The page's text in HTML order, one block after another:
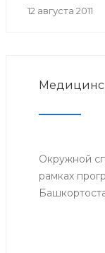
Министерства
известные
12 августа 2011
Окружной
рамках